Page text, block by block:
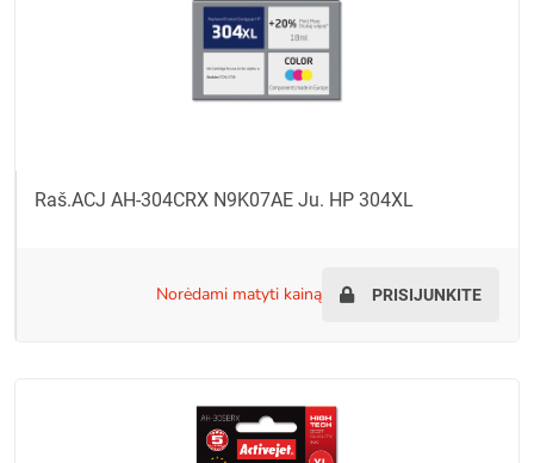
Raš.ACJ AH-304CRX N9K07AE Ju. HP 304XL
norėdami matyti kainą PRISIJUNKITE